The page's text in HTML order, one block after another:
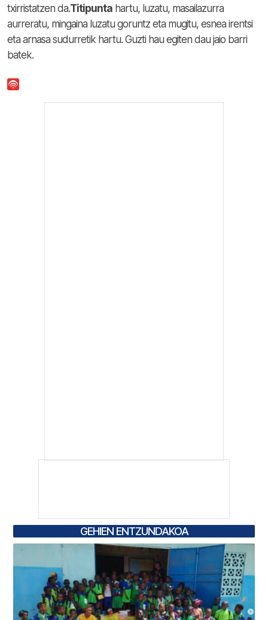
txirristatzen da.Titipunta hartu, luzatu, masailazurra
aurreratu, mingaina luzatu goruntz eta mugitu, esnea irentsi
eta arnasa sudurretik hartu. Guzti hau egiten dau jaio barri
batek.
GEHIEN ENTZUNDAKOA